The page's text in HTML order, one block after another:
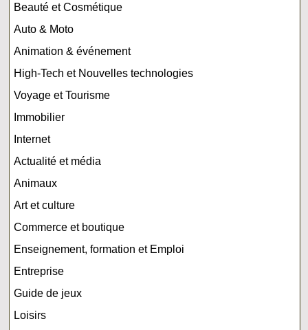
Beauté et Cosmétique
Auto & Moto
Animation & événement
High-Tech et Nouvelles technologies
Voyage et Tourisme
Immobilier
Internet
Actualité et média
Animaux
Art et culture
Commerce et boutique
Enseignement, formation et Emploi
Entreprise
Guide de jeux
Loisirs